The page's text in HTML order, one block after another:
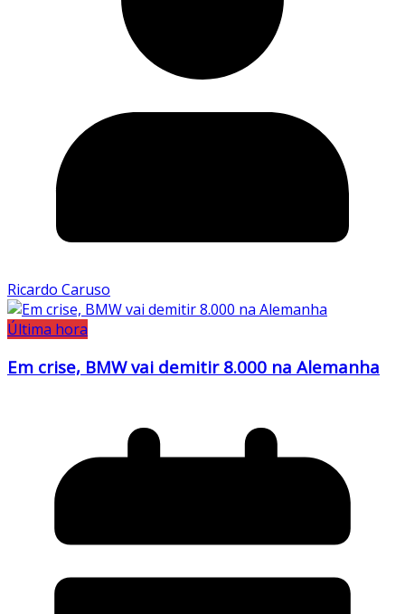
Ricardo Caruso
Última hora
Em crise, BMW vai demitir 8.000 na Alemanha